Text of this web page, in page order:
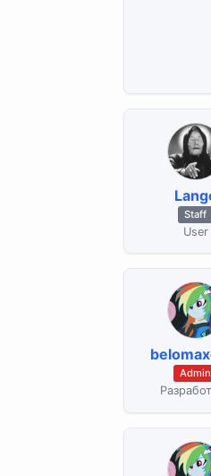
Staff
User
Admin